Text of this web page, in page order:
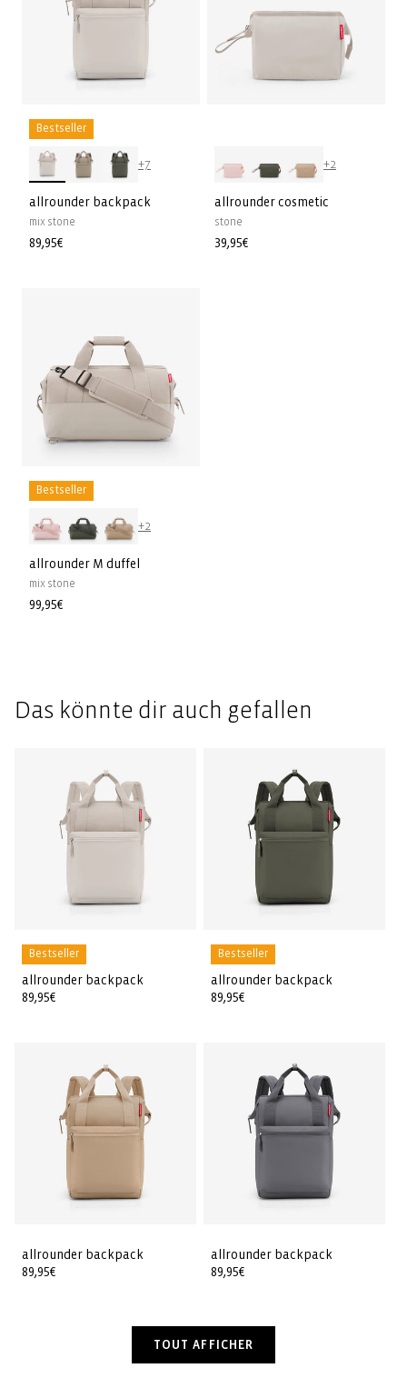
Bestseller
+7
allrounder backpack
mix stone
Prix
89,95€
+2
allrounder cosmetic
stone
Prix
39,95€
Bestseller
+2
allrounder M duffel
mix stone
Prix
99,95€
Das könnte dir auch gefallen
Bestseller
allrounder backpack
Prix
89,95€
Bestseller
allrounder backpack
Prix
89,95€
allrounder backpack
Prix
89,95€
allrounder backpack
Prix
89,95€
TOUT AFFICHER